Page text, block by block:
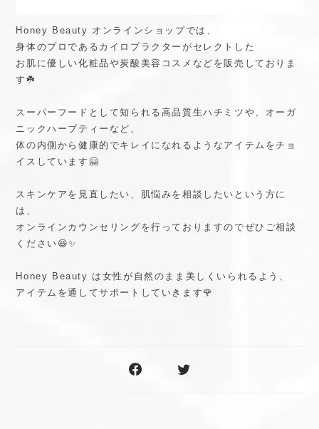
Honey Beauty オンラインショップでは、
身体のプロであるカイロプラクターがセレクトした
お肌に優しい化粧品や炭酸美容コスメなどを販売しておりま
す☘️
スーパーフードとして知られる高品質生ハチミツや、オーガ
ニックハーブティーなど、
体の内側から健康的でキレイになれるようなアイテムをチョ
イスしています🤗
スキンケアを見直したい、肌悩みを相談したいという方に
は、
オンラインカウンセリングを行っておりますのでぜひご相談
ください😆✨
Honey Beauty は女性が自然のまま美しくいられるよう、
アイテムを通してサポートしていきます🌹